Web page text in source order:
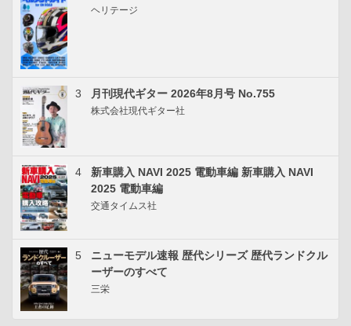
ヘリテージ
3 月刊現代ギター 2026年8月号 No.755
株式会社現代ギター社
4
新車購入 NAVI 2025 電動車編 新車購入 NAVI
2025 電動車編
交通タイムス社
5
ニューモデル速報 歴代シリーズ 歴代ランドクル
ーザーのすべて
三栄